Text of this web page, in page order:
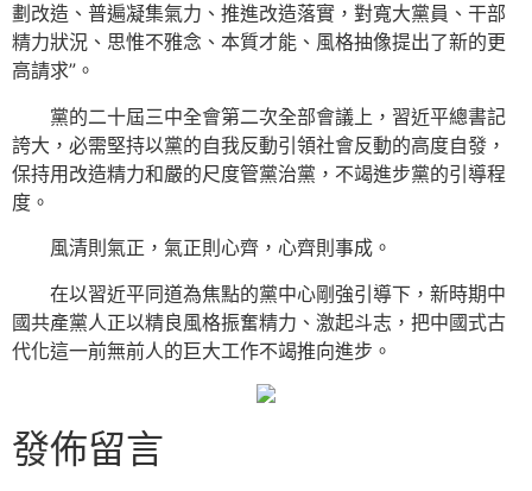
劃改造、普遍凝集氣力、推進改造落實，對寬大黨員、干部
精力狀況、思惟不雅念、本質才能、風格抽像提出了新的更
高請求”。
黨的二十屆三中全會第二次全部會議上，習近平總書記
誇大，必需堅持以黨的自我反動引領社會反動的高度自發，
保持用改造精力和嚴的尺度管黨治黨，不竭進步黨的引導程
度。
風清則氣正，氣正則心齊，心齊則事成。
在以習近平同道為焦點的黨中心剛強引導下，新時期中
國共產黨人正以精良風格振奮精力、激起斗志，把中國式古
代化這一前無前人的巨大工作不竭推向進步。
發佈留言